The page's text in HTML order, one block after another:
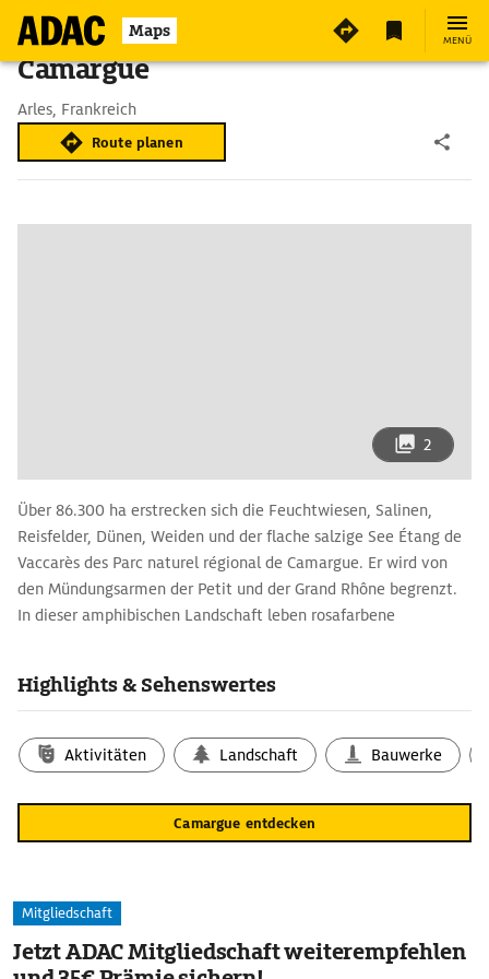
Maps MENÜ
Camargue
Arles, Frankreich
Route planen
2
Über 86.300 ha erstrecken sich die Feuchtwiesen, Salinen,
Reisfelder, Dünen, Weiden und der flache salzige See Étang de
Vaccarès des Parc naturel régional de Camargue. Er wird von
den Mündungsarmen der Petit und der Grand Rhône begrenzt.
In dieser amphibischen Landschaft leben rosafarbene
der D 570 informiert u.a. über den einst beschwerlichen Alltag
Highlights & Sehenswertes
Aktivitäten Landschaft Bauwerke
Camargue entdecken
Mitgliedschaft
Jetzt ADAC Mitgliedschaft weiterempfehlen